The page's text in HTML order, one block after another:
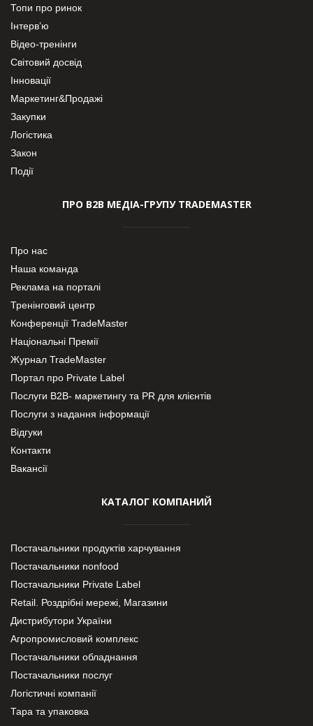
Топи про ринок
Інтерв’ю
Відео-тренінги
Світовий досвід
Інновації
Маркетинг&Продажі
Закупки
Логістика
Закон
Події
ПРО В2В МЕДІА-ГРУПУ TRADEMASTER
Про нас
Наша команда
Реклама на порталі
Тренінговий центр
Конференції TradeMaster
Національні Премії
Журнал TradeMaster
Портал про Private Label
Послуги В2В- маркетингу та PR для клієнтів
Послуги з надання інформації
Відгуки
Контакти
Вакансії
КАТАЛОГ КОМПАНИЙ
Постачальники продуктів харчування
Постачальники nonfood
Постачальники Private Label
Retail. Роздрібні мережі, Магазини
Дистрибутори України
Агропромисловий комплекс
Постачальники обладнання
Постачальники послуг
Логістичні компанії
Тара та упаковка